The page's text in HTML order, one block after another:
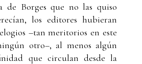
de Borges que no las quiso
los editores hubieran
–tan meritorios en este
otro–, al menos algún
que circulan desde la